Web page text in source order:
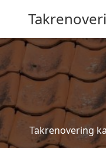
Takrenovering